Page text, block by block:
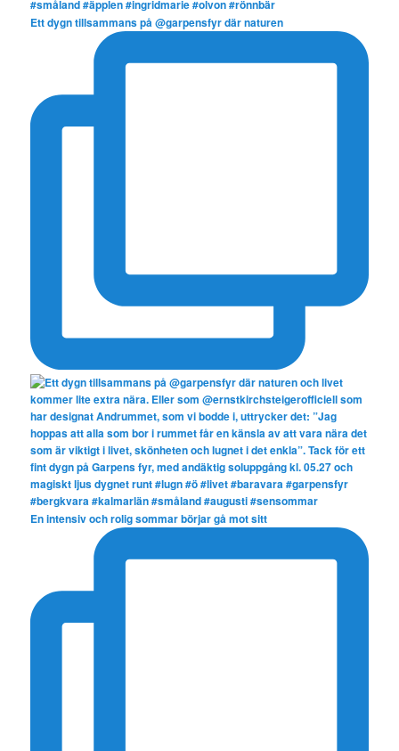
Ett dygn tillsammans på @garpensfyr där naturen
En intensiv och rolig sommar börjar gå mot sitt